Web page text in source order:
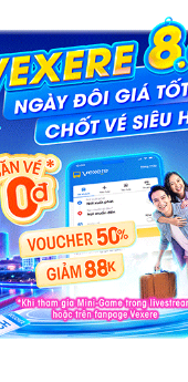
Gia Nghĩa - Đắk Nông
bao nhiêu
ngày có khoảng 4
Nước - Cà Mau
xuất phát sớm nhất
Nghĩa - Đắk